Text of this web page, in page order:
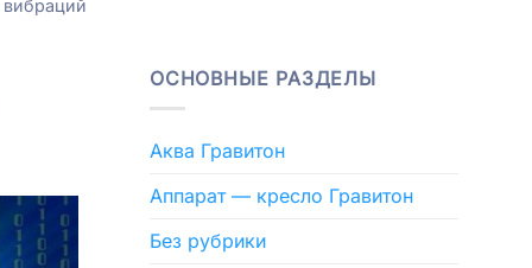
ОСНОВНЫЕ РАЗДЕЛЫ
Аква Гравитон
Аппарат — кресло Гравитон
Без рубрики